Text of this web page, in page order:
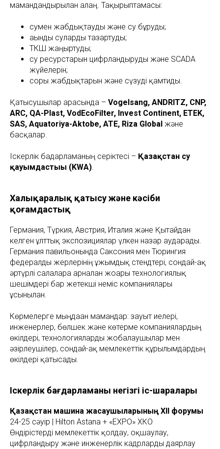
мамандандырылған алаң. Тақырыптамасы:
сумен жабдықтауды және су бұруды;
ағынды суларды тазартуды;
ТКШ жаңғыртуды;
су ресурстарын цифрландыруды және SCADA
жүйелерін;
сорғы жабдықтарын және сүзуді қамтиды.
Қатысушылар арасында – Vogelsang, ANDRITZ, CNP,
ARC, QA-Plast, VodEcoFilter, Invest Continent, ETEK,
SAS, Aquatoriya-Aktobe, ATE, Riza Global және
басқалар.
Іскерлік бағдарламаның серіктесі – Қазақстан су
қауымдастығы (KWA).
Халықаралық қатысу және кәсіби
қоғамдастық
Германия, Түркия, Австрия, Италия және Қытайдан
келген ұлттық экспозициялар үлкен назар аударады.
Германия павильонында Саксония мен Тюрингия
федералды жерлерінің ұжымдық стендтері, сондай-ақ
әртүрлі салаларға арналған жоғары технологиялық
шешімдері бар жетекші неміс компаниялары
ұсынылған.
Көрмелерге мыңдаған мамандар: зауыт иелері,
инженерлер, бөлшек және көтерме компаниялардың
өкілдері, технологияларды жобалаушылар мен
әзірлеушілер, сондай-ақ мемлекеттік құрылымдардың
өкілдері қатысады.
Іскерлік бағдарламаның негізгі іс-шаралары
Қазақстан машина жасаушыларының XII форумы
24-25 сәуір | Hilton Astana + «EXPO» ХКО
Өндірістерді мемлекеттік қолдау, оқшаулау,
цифрландыру және инженерлік кадрларды даярлау